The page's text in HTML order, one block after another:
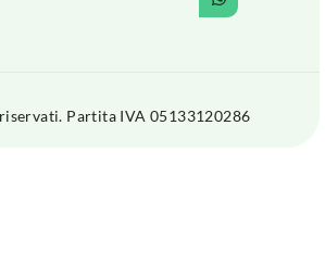
Partita IVA 05133120286